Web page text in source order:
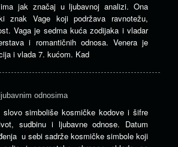
jak značaj u ljubavnoj analizi. Ona
znak Vage koji podržava ravnotežu,
Vaga je sedma kuća zodijaka i vladar
i romantičnih odnosa. Venera je
i vlada 7. kućom. Kad
odnosima
simboliše kosmičke kodove i šifre
sudbinu i ljubavne odnose. Datum
u sebi sadrže kosmičke simbole koji